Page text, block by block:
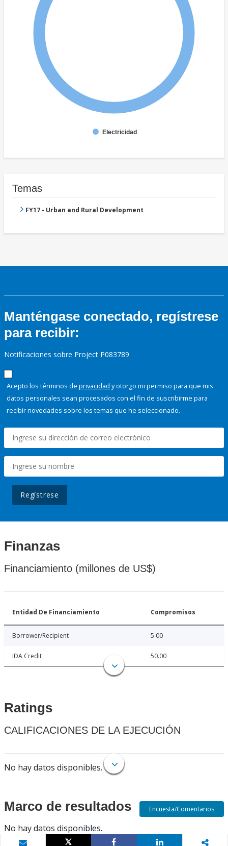
Electricidad
Temas
FY17 - Urban and Rural Development
Manténgase conectado, regístrese
para recibir:
Notificaciones sobre Project P083789
Acepto los términos de privacidad y otorgo mi permiso para que mis
datos personales sean procesados con el fin de suscribirme para
recibir novedades sobre los temas que he seleccionado.
Regístrese
Finanzas
Financiamiento (millones de US$)
Entidad De Financiamiento Compromisos
Borrower/Recipient 5.00
IDA Credit 50.00
Ratings
CALIFICACIONES DE LA EJECUCIÓN
No hay datos disponibles.
Marco de resultados
No hay datos disponibles.
Encuesta/Comentarios